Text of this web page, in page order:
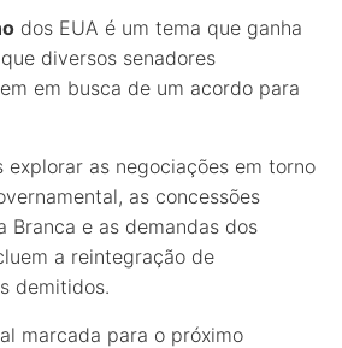
dos EUA é um tema que ganha
diversos senadores
em busca de um acordo para
explorar as negociações em torno
as concessões
Branca e as demandas dos
a reintegração de
demitidos.
marcada para o próximo